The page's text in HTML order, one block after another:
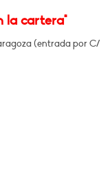
la cartera"
(entrada por C/